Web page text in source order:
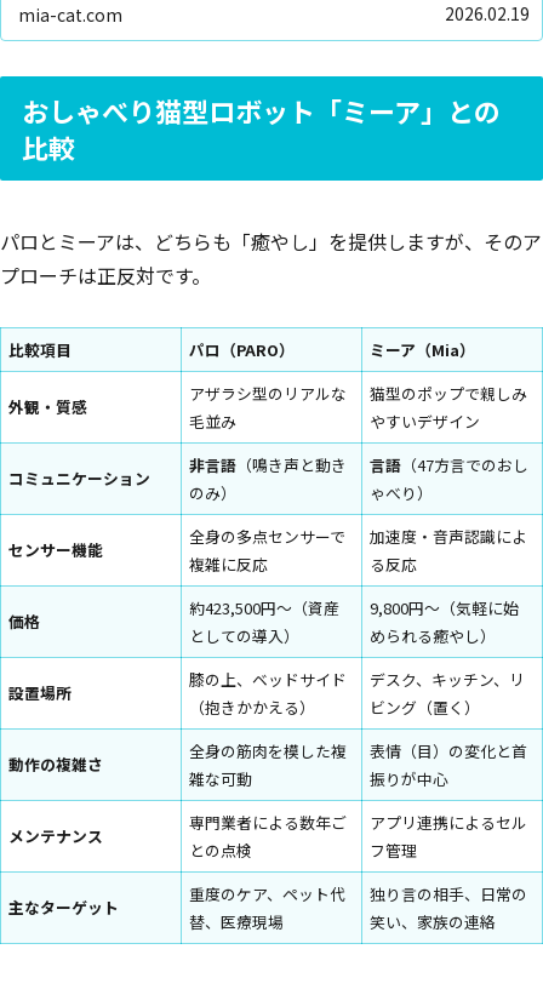
mia-cat.com 2026.02.19
おしゃべり猫型ロボット「ミーア」との
比較
パロとミーアは、どちらも「癒やし」を提供しますが、そのア
プローチは正反対です。
比較項目 パロ（PARO） ミーア（Mia）
外観・質感
アザラシ型のリアルな
毛並み
猫型のポップで親しみ
やすいデザイン
コミュニケーション
非言語 （鳴き声と動き
のみ）
言語 （47方言でのおし
ゃべり）
センサー機能
全身の多点センサーで
複雑に反応
加速度・音声認識によ
る反応
価格
約423,500円〜（資産
としての導入）
9,800円〜（気軽に始
められる癒やし）
設置場所
膝の上、ベッドサイド
（抱きかかえる）
デスク、キッチン、リ
ビング（置く）
動作の複雑さ
全身の筋肉を模した複
雑な可動
表情（目）の変化と首
振りが中心
メンテナンス
専門業者による数年ご
との点検
アプリ連携によるセル
フ管理
主なターゲット
重度のケア、ペット代
替、医療現場
独り言の相手、日常の
笑い、家族の連絡